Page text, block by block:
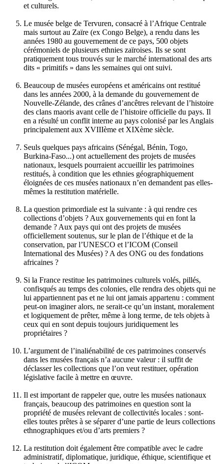
et culturels.
Le musée belge de Tervuren, consacré à l’Afrique Centrale
mais surtout au Zaïre (ex Congo Belge), a rendu dans les
années 1980 au gouvernement de ce pays, 500 objets
cérémoniels de plusieurs ethnies zaïroises. Ils se sont
pratiquement tous trouvés sur le marché international des arts
dits « primitifs » dans les semaines qui ont suivi.
Beaucoup de musées européens et américains ont restitué
dans les années 2000, à la demande du gouvernement de
Nouvelle-Zélande, des crânes d’ancêtres relevant de l’histoire
des clans maoris avant celle de l’histoire officielle du pays. Il
en a résulté un conflit interne au pays colonisé par les Anglais
principalement aux XVIIIème et XIXème siècle.
Seuls quelques pays africains (Sénégal, Bénin, Togo,
Burkina-Faso...) ont actuellement des projets de musées
nationaux, lesquels pourraient accueillir les patrimoines
restitués, à condition que les ethnies géographiquement
éloignées de ces musées nationaux n’en demandent pas elles-
mêmes la restitution matérielle.
La question primordiale est la suivante : à qui rendre ces
collections d’objets ? Aux gouvernements qui en font la
demande ? Aux pays qui ont des projets de musées
officiellement soutenus, sur le plan de l’éthique et de la
conservation, par l’UNESCO et l’ICOM (Conseil
International des Musées) ? A des ONG ou des fondations
africaines ?
Si la France restitue les patrimoines culturels volés, pillés,
confisqués au temps des colonies, elle rendra des objets qui ne
lui appartiennent pas et ne lui ont jamais appartenu : comment
peut-on imaginer alors, ne serait-ce qu’un instant, moralement
et logiquement de prêter, même à long terme, de tels objets à
ceux qui en sont depuis toujours juridiquement les
propriétaires ?
L’argument de l’inaliénabilité de ces patrimoines conservés
dans les musées français n’a aucune valeur : il suffit de
déclasser les collections que l’on veut restituer, opération
législative facile à mettre en œuvre.
Il est important de rappeler que, outre les musées nationaux
français, beaucoup des patrimoines en question sont la
propriété de musées relevant de collectivités locales : sont-
elles toutes prêtes à se séparer d’une partie de leurs collections
ethnographiques et/ou d’arts premiers ?
La restitution doit également être compatible avec le cadre
administratif, diplomatique, juridique, éthique, scientifique et